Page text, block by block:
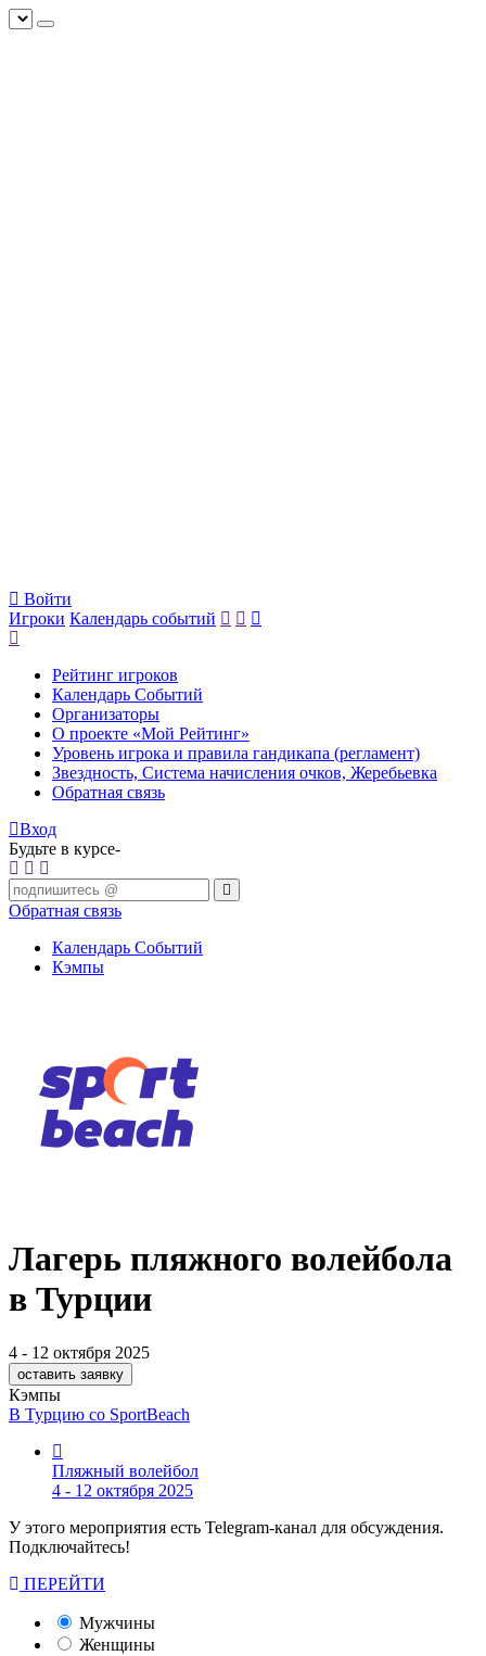
Войти
Игроки Календарь событий
Рейтинг игроков
Календарь Событий
Организаторы
О проекте «Мой Рейтинг»
Уровень игрока и правила гандикапа (регламент)
Звездность, Система начисления очков, Жеребьевка
Обратная связь
Вход
Будьте в курсе-
Обратная связь
Календарь Событий
Кэмпы
Лагерь пляжного волейбола
в Турции
4 - 12 октября 2025
оставить заявку
Кэмпы
В Турцию со SportBeach
Пляжный волейбол
4 - 12 октября 2025
У этого мероприятия есть Telegram-канал для обсуждения.
Подключайтесь!
ПЕРЕЙТИ
Мужчины
Женщины